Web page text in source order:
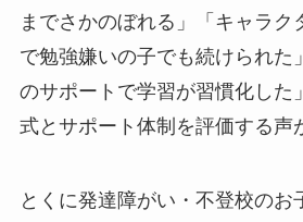
までさかのぼれる」「キャラク
で勉強嫌いの子でも続けられた
のサポートで学習が習慣化した
式とサポート体制を評価する声
とくに発達障がい・不登校のお